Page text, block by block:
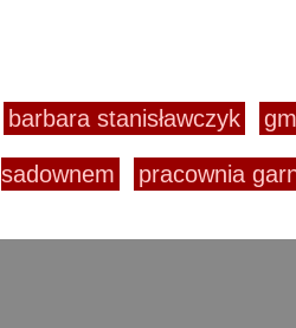
barbara stanisławczyk
sadownem pracownia